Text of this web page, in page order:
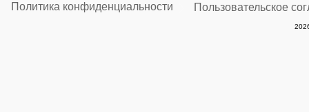
Политика конфиденциальности Пользовательское